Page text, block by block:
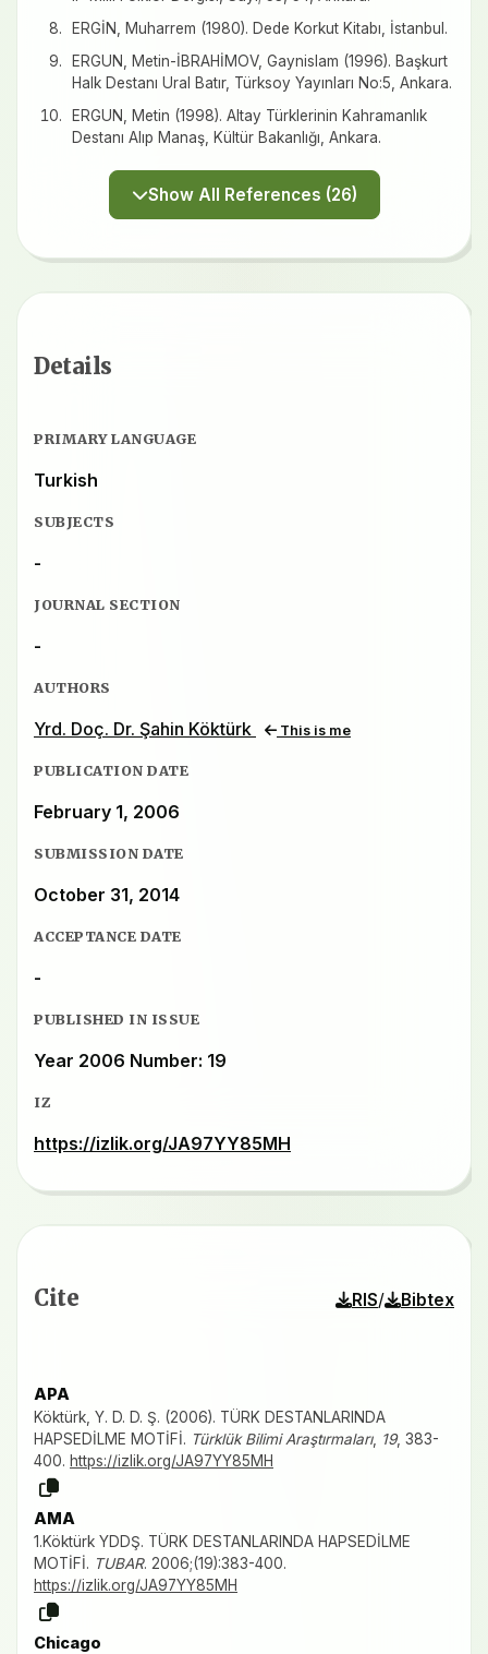
ERGİN, Muharrem (1980). Dede Korkut Kitabı, İstanbul.
ERGUN, Metin-İBRAHİMOV, Gaynislam (1996). Başkurt
Halk Destanı Ural Batır, Türksoy Yayınları No:5, Ankara.
ERGUN, Metin (1998). Altay Türklerinin Kahramanlık
Destanı Alıp Manaş, Kültür Bakanlığı, Ankara.
Show All References (26)
Details
PRIMARY LANGUAGE
Turkish
SUBJECTS
-
JOURNAL SECTION
-
AUTHORS
Yrd. Doç. Dr. Şahin Köktürk This is me
PUBLICATION DATE
February 1, 2006
SUBMISSION DATE
October 31, 2014
ACCEPTANCE DATE
-
PUBLISHED IN ISSUE
Year 2006 Number: 19
IZ
https://izlik.org/JA97YY85MH
Cite RIS/ Bibtex
APA
Köktürk, Y. D. D. Ş. (2006). TÜRK DESTANLARINDA
HAPSEDİLME MOTİFİ. Türklük Bilimi Araştırmaları, 19, 383-
400. https://izlik.org/JA97YY85MH
AMA
1.Köktürk YDDŞ. TÜRK DESTANLARINDA HAPSEDİLME
MOTİFİ. TUBAR. 2006;(19):383-400.
https://izlik.org/JA97YY85MH
Chicago